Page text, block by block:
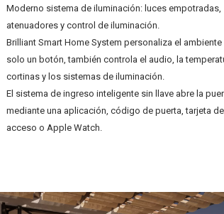
Moderno sistema de iluminación: luces empotradas,
atenuadores y control de iluminación.
Brilliant Smart Home System personaliza el ambiente
solo un botón, también controla el audio, la
cortinas y los sistemas de iluminación.
El sistema de ingreso inteligente sin llave abre la
mediante una aplicación, código de puerta, tarjeta de
acceso o Apple Watch.